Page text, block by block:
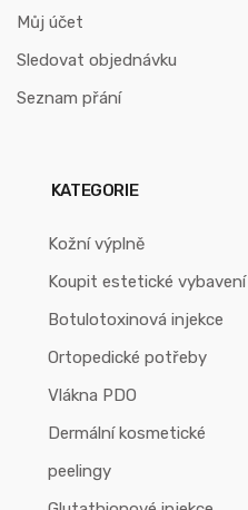
Můj účet
Sledovat objednávku
Seznam přání
KATEGORIE
Kožní výplně
Koupit estetické vybavení
Botulotoxinová injekce
Ortopedické potřeby
Vlákna PDO
Dermální kosmetické
peelingy